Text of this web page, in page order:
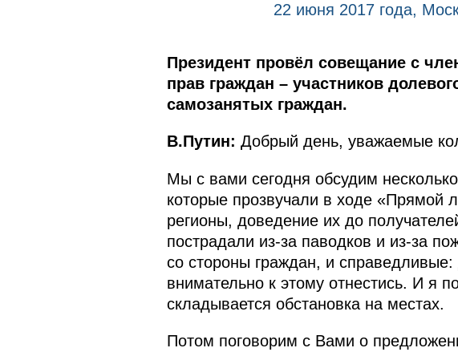
22 июня 2017 года,
Президент провёл совещание с
прав граждан – участников
самозанятых граждан.
В.Путин: Добрый день, уважаемые
Мы с вами сегодня обсудим
которые прозвучали в ходе «Прямой
регионы, доведение их до
пострадали из-за паводков и из-за
со стороны граждан, и
внимательно к этому отнестись. И я
складывается обстановка на местах.
Потом поговорим с Вами о